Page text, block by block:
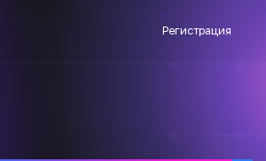
Регистрация